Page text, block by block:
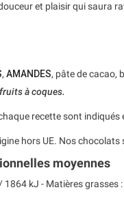
et plaisir qui saura
, AMANDES, pâte de cacao,
à coques.
recette sont indiqués
hors UE. Nos
moyennes
1864 kJ - Matières grasses